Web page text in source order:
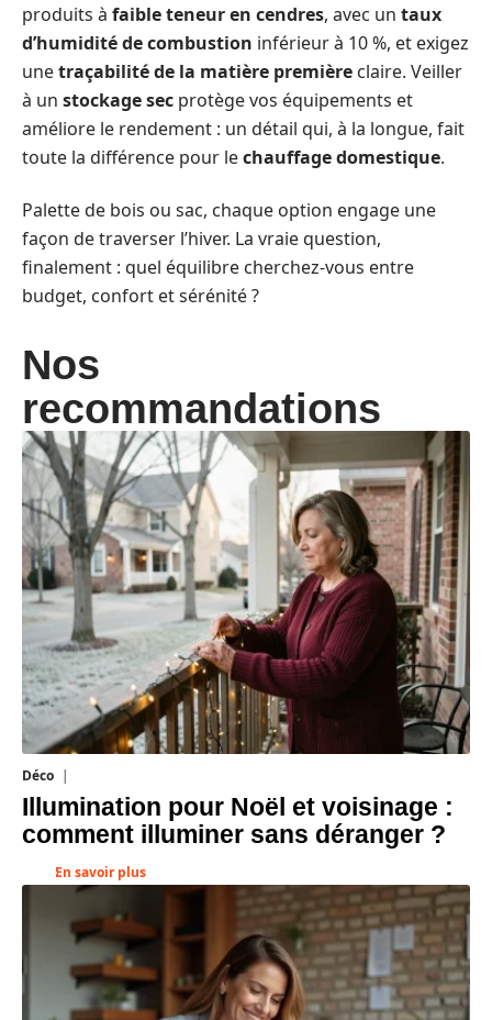
produits à faible teneur en cendres, avec un taux
d’humidité de combustion inférieur à 10 %, et exigez
unetraçabilité de la matière première claire. Veiller
à un stockage sec protège vos équipements et
améliore le rendement : un détail qui, à la longue, fait
toute la différence pour lechauffage domestique.
Palette de bois ou sac, chaque option engage une
façon de traverser l’hiver. La vraie question,
finalement : quel équilibre cherchez-vous entre
budget, confort et sérénité ?
Nos
recommandations
Déco
Illumination pour Noël et voisinage :
comment illuminer sans déranger ?
En savoir plus